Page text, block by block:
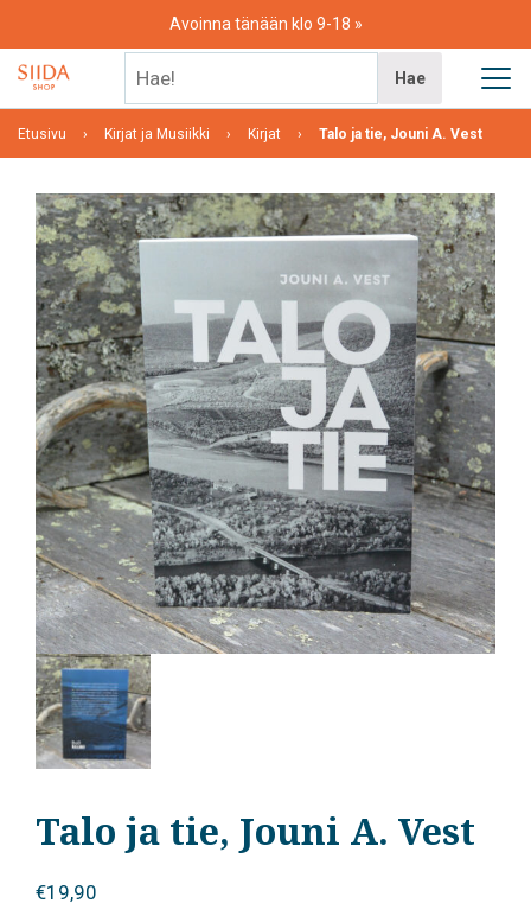
content
Avoinna tänään klo 9-18
Hae
Etusivu Kirjat ja Musiikki Kirjat Talo ja tie, Jouni A. Vest
Talo ja tie, Jouni A. Vest
€19,90